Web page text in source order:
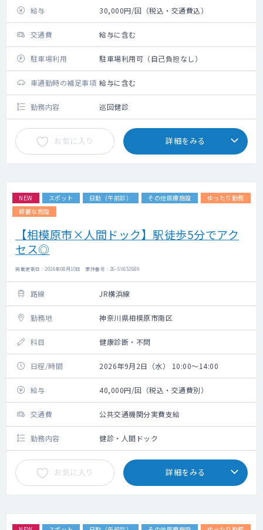
給与 30,000円/回（税込・交通費込）
交通費 給与に含む
駐車場利用 駐車場利用可（自己負担なし）
車通勤時の補足事項 給与に含む
勤務内容 巡回健診
お気に入り 詳細をみる
NEW スポット 日勤（午前診） その他医療施設
ゆったり勤務
綺麗な施設
【相模原市×人間ドック】駅徒歩5分でアク
セス◎
掲載更新日 : 2026年08月10日 案件番号 : 26-SV652689
路線 JR横浜線
勤務地 神奈川県相模原市南区
科目 健康診断・不問
日程/時間 2026年9月2日（水） 10:00～14:00
給与 40,000円/回（税込・交通費別）
交通費 公共交通機関分実費支給
勤務内容 健診・人間ドック
お気に入り 詳細をみる